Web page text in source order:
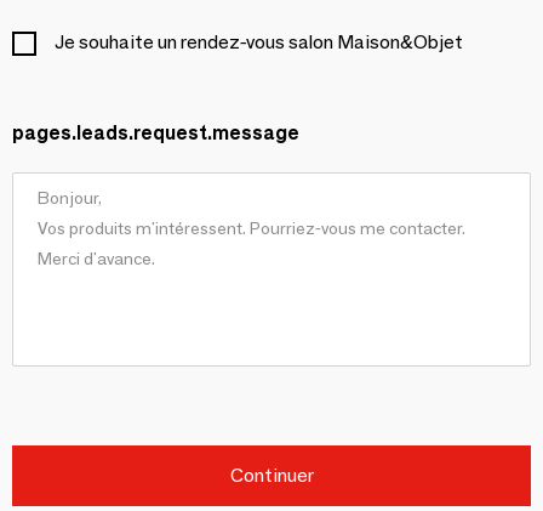
Je souhaite un rendez-vous salon Maison&Objet
pages.leads.request.message
Continuer